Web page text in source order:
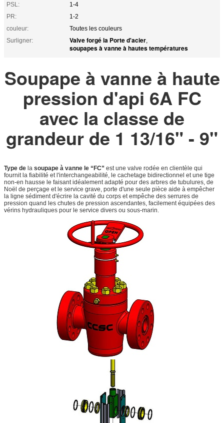
PSL:
1-4
PR:
1-2
couleur:
Toutes les couleurs
Surligner:
Valve forgé la Porte d'acier,
soupapes à vanne à hautes températures
Soupape à vanne à haute
pression d'api 6A FC
avec la classe de
grandeur de 1 13/16" - 9"
Type de la soupape à vanne le “FC” est une valve rodée en clientèle qui
fournit la fiabilité et l'interchangeabilité, le cachetage bidirectionnel et une tige
non-en hausse le faisant idéalement adapté pour des arbres de tubulures, de
Noël de perçage et le service grave, porte d'une seule pièce aide à empêcher
la ligne sédiment d'écrire la cavité du corps et empêche des serrures de
pression quand les chutes de pression ascendantes, facilement équipées des
vérins hydrauliques pour le service divers ou sous-marin.